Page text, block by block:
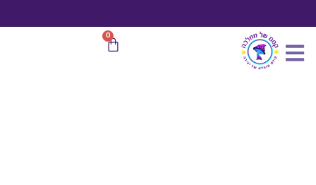
לתוכן
בהזמנות מעל 599 ₪ 0
עגלת
ספסל
מיניאטורי
ליצירה